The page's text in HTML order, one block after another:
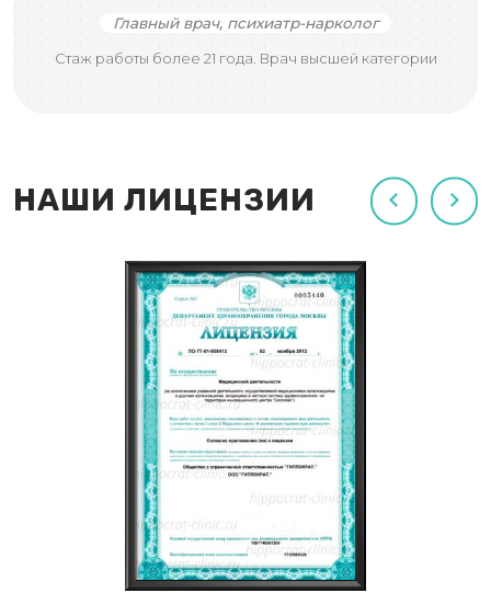
Главный врач, психиатр-нарколог
Стаж работы более 21 года. Врач высшей категории
НАШИ ЛИЦЕНЗИИ